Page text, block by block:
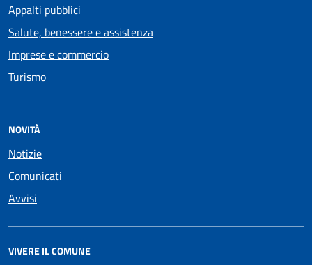
Appalti pubblici
Salute, benessere e assistenza
Imprese e commercio
Turismo
NOVITÀ
Notizie
Comunicati
Avvisi
VIVERE IL COMUNE